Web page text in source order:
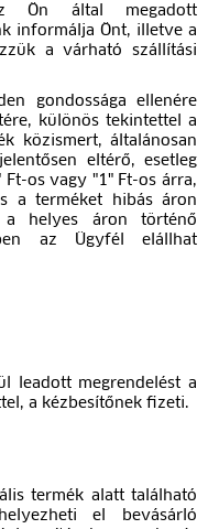
Ön által megadott
informálja Önt, illetve a
a várható szállítási
gondossága ellenére
különös tekintettel a
közismert, általánosan
eltérő, esetleg
os vagy "1" Ft-os árra,
a terméket hibás áron
a helyes áron történő
az Ügyfél elállhat
leadott megrendelést a
a kézbesítőnek fizeti.
termék alatt található
el bevásárló